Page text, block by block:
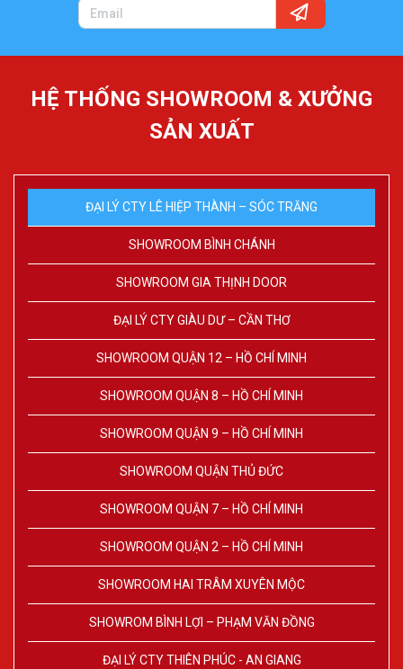
HỆ THỐNG SHOWROOM & XƯỞNG
SẢN XUẤT
ĐẠI LÝ CTY LÊ HIỆP THÀNH – SÓC TRĂNG
SHOWROOM BÌNH CHÁNH
SHOWROOM GIA THỊNH DOOR
ĐẠI LÝ CTY GIÀU DƯ – CẦN THƠ
SHOWROOM QUẬN 12 – HỒ CHÍ MINH
SHOWROOM QUẬN 8 – HỒ CHÍ MINH
SHOWROOM QUẬN 9 – HỒ CHÍ MINH
SHOWROOM QUẬN THỦ ĐỨC
SHOWROOM QUẬN 7 – HỒ CHÍ MINH
SHOWROOM QUẬN 2 – HỒ CHÍ MINH
SHOWROOM HAI TRÂM XUYÊN MỘC
SHOWROM BÌNH LỢI – PHẠM VĂN ĐỒNG
ĐẠI LÝ CTY THIÊN PHÚC - AN GIANG